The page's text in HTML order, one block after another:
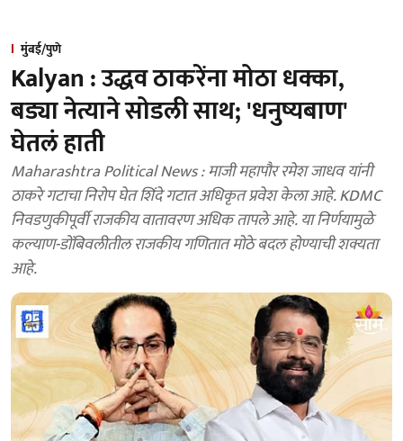
मुंबई/पुणे
Kalyan : उद्धव ठाकरेंना मोठा धक्का,
बड्या नेत्याने सोडली साथ; 'धनुष्यबाण'
घेतलं हाती
Maharashtra Political News : माजी महापौर रमेश जाधव यांनी
ठाकरे गटाचा निरोप घेत शिंदे गटात अधिकृत प्रवेश केला आहे. KDMC
निवडणुकीपूर्वी राजकीय वातावरण अधिक तापले आहे. या निर्णयामुळे
कल्याण-डोंबिवलीतील राजकीय गणितात मोठे बदल होण्याची शक्यता
आहे.